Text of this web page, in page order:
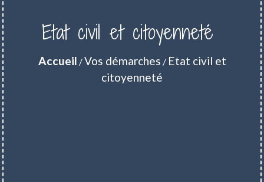
Etat civil et citoyenneté
Accueil /Vos démarches / Etat civil et
citoyenneté